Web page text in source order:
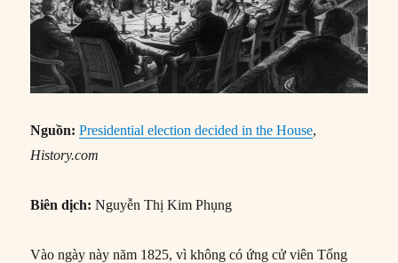
Nguồn: Presidential election decided in the House,
History.com
Biên dịch: Nguyễn Thị Kim Phụng
Vào ngày này năm 1825, vì không có ứng cử viên Tổng